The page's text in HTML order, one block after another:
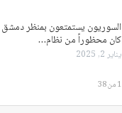
السوريون يستمتعون بمنظر
كان محظوراً من نظام…
يناير 2, 2025
1 من 38